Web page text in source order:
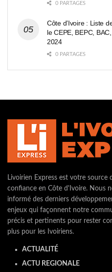
0 PARTAGES
Côte d’Ivoire : Liste
le CEPE, BEPC,
2024
0 PARTAGES
Livoirien Express est votre
confiance en Côte d'Ivoire. Nous
informé des derniers
enjeux qui façonnent notre
précis et pertinents pour rester
plus pour les Ivoiriens.
ACTUALITÉ
ACTU REGIONALE